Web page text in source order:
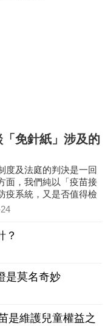
免針紙」涉及的
度及法庭的判決是一回
面，我們純以「疫苗接
疫系統，又是否值得檢
。使不肯接種的人在社
」。但既然疫苗只能防
？
是莫名奇妙
是維護兒童權益之